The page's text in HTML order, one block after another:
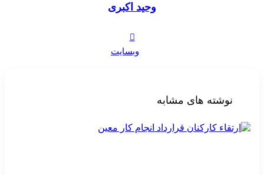
وحید اکبری
وبسایت
نوشته های مشابه